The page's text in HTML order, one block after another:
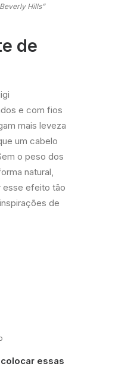
Hills”
de
e com fios
mais leveza
um cabelo
o peso dos
natural,
esse efeito tão
de
essas